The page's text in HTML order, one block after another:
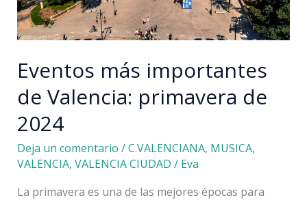
Eventos más importantes
de Valencia: primavera de
2024
Deja un comentario /C.VALENCIANA, MUSICA,
VALENCIA, VALENCIA CIUDAD / Eva
La primavera es una de las mejores épocas para